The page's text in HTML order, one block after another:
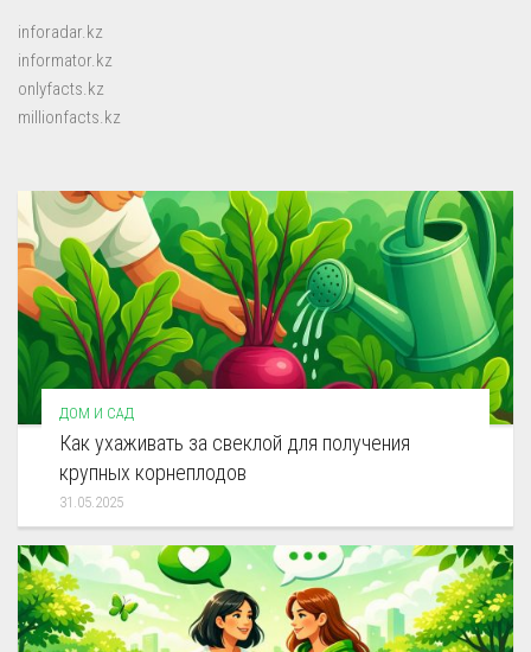
inforadar.kz
informator.kz
onlyfacts.kz
millionfacts.kz
ДОМ И САД
Как ухаживать за свеклой для получения
крупных корнеплодов
31.05.2025